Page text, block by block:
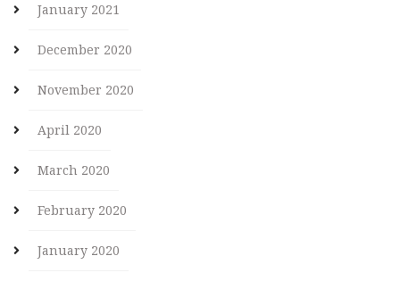
January 2021
December 2020
November 2020
April 2020
March 2020
February 2020
January 2020